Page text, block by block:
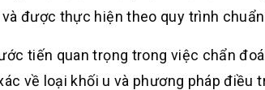
được thực hiện theo quy trình
tiến quan trọng trong việc chẩn
về loại khối u và phương pháp điều